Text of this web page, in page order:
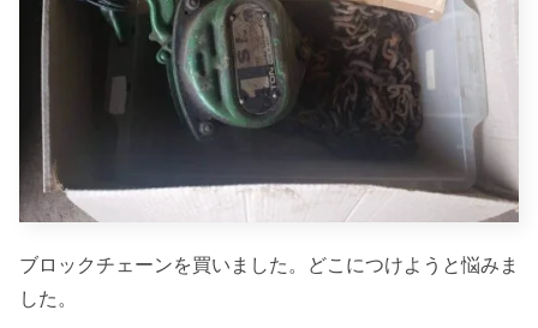
ブロックチェーンを買いました。どこにつけようと悩みま
した。